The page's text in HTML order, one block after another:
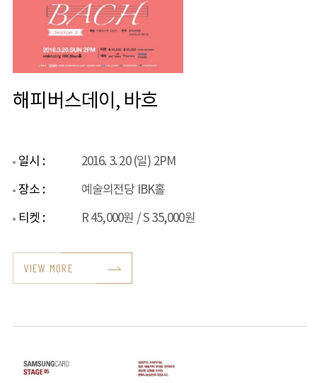
해피버스데이, 바흐
일시 :
2016. 3. 20 (일) 2PM
장소 :
예술의전당 IBK홀
티켓 :
R 45,000원 / S 35,000원
VIEW MORE